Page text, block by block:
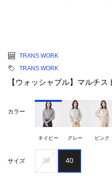
TRANS WORK
TRANS WORK
【ウォッシャブル】マルチス
カラー
ネイビー グレー ピンク
サイズ 38 40